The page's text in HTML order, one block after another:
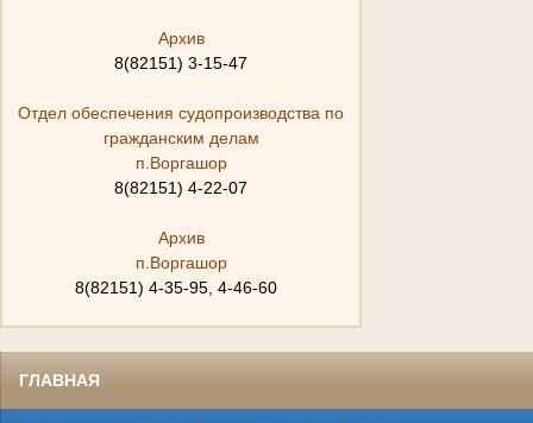
Архив
8(82151) 3-15-47
Отдел обеспечения судопроизводства по
гражданским делам
п.Воргашор
8(82151) 4-22-07
Архив
п.Воргашор
8(82151) 4-35-95, 4-46-60
ГЛАВНАЯ